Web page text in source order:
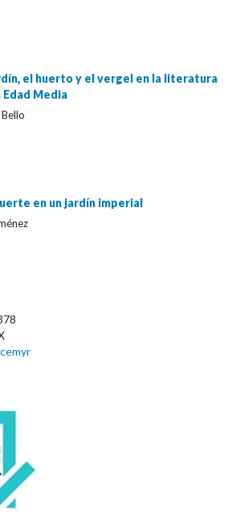
el huerto y el vergel en la literatura
Media
en un jardín imperial